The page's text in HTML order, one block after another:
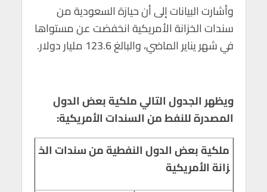
وأشارت البيانات إلى أن حيازة السعودية من
سندات الخزانة الأمريكية انخفضت عن مستواها
في شهر يناير الماضي، والبالغ 123.6 مليار دولار.
ويظهر الجدول التالي ملكية بعض الدول
المصدرة للنفط من السندات الأمريكية:
ملكية بعض الدول النفطية من سندات الخ
زانة الأمريكية